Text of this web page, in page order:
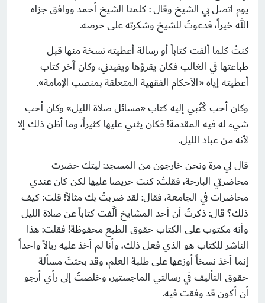
يوم اتصل بي الشيخ وقال : كلمنا الشيخ أحمد ووافق جزاه
الله خيراً، فدعوتُ للشيخ وشكرته على حرصه.
كنتُ كلما ألفت كتاباً أو رسالة أعطيته نسخة منها قبل
طباعتها في الغالب فكان يقرؤها ويفيدني، وكان آخر كتاب
أعطيته إياه «الأحكام الفقهية المتعلقة بمنصب الإمامة».
وكان أحب كُتُبي إليه كتاب «مسائل صلاة الليل» وكان أحب
شيء له فيه المقدمة! فكان يثني عليها كثيراً، وما أظن ذلك إلا
لأنه من عباد الليل.
قال لي مرة ونحن خارجون من المسجد: ليتك حضرت
محاضرتي البارحة، فقلتُ: كنت حريصا عليها لكن كان عندي
محاضرات في الجامعة، فقال: لقد ضربتُ بك مثالاً! قلت: كيف
ذلك؟ قال: ذكرتُ أن أحد المشايخ ألَّفت كتاباً عن صلاة الليل
وأنه مكتوب على الكتاب حقوق الطبع محفوظة! فقلت: هذا
الناشر للكتاب هو الذي فعل ذلك، وأنا لم آخذ عليه ريالاً واحداً
إنما آخذ نسخاً أوزعها على طلبة العلم، وقد بحثتُ مسألة
حقوق التأليف في رسالتي الماجستير، وخلصتُ إلى رأي أرجو
أن أكون قد وفقت فيه.